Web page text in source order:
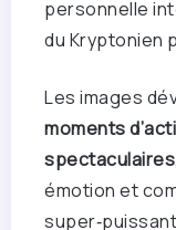
personnelle
du Kryptonien
Les images
moments
spectaculaires
émotion et
super‑puissant